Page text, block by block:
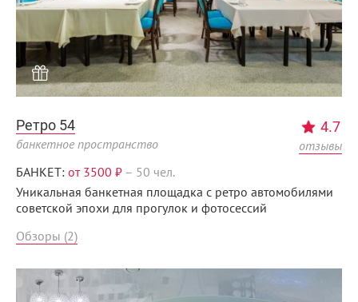
Ретро 54
банкетное пространство
4.7
отзывы
БАНКЕТ: от 3500 ₽ – 50 чел.
Уникальная банкетная площадка с ретро автомобилями
советской эпохи для прогулок и фотосессий
Обзоры (2)